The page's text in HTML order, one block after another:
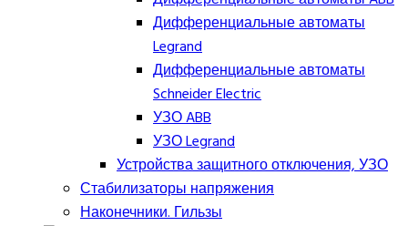
Дифференциальные автоматы
Legrand
Дифференциальные автоматы
Schneider Electric
УЗО ABB
УЗО Legrand
Устройства защитного отключения, УЗО
Стабилизаторы напряжения
Наконечники. Гильзы